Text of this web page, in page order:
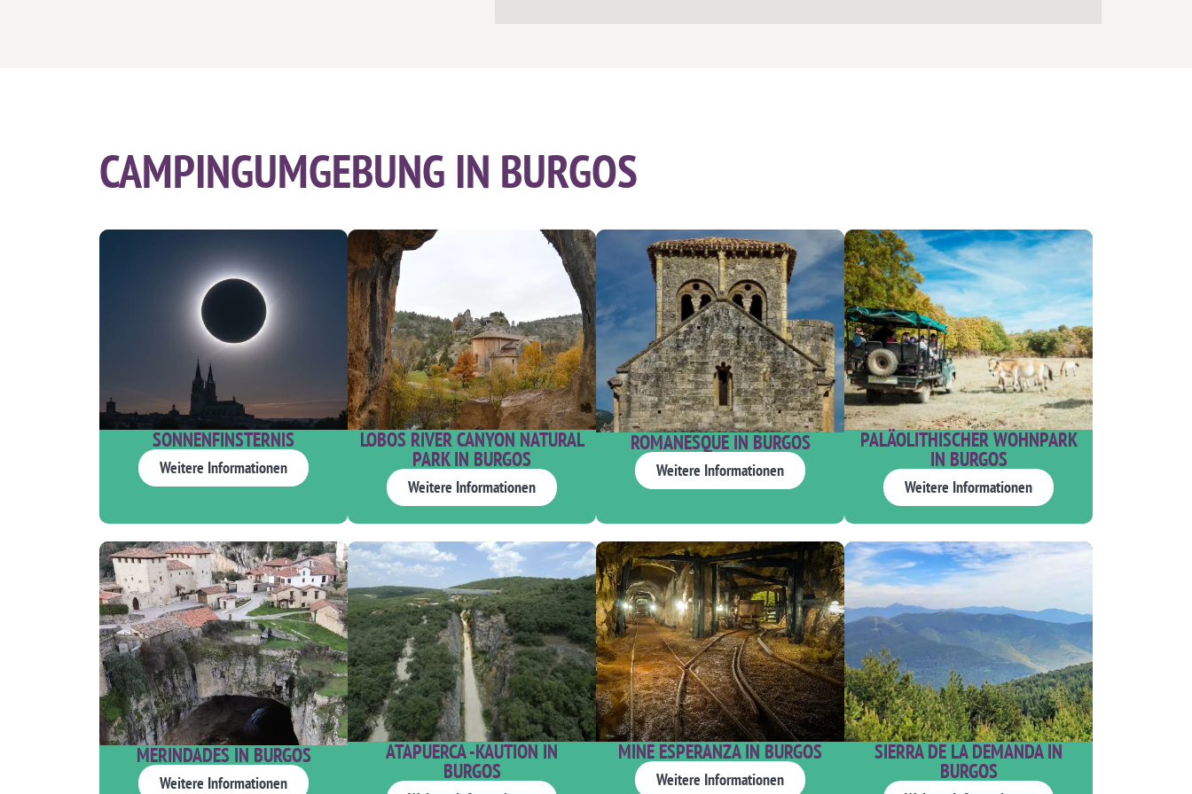
CAMPINGUMGEBUNG IN BURGOS
SONNENFINSTERNIS
Weitere Informationen
LOBOS RIVER CANYON NATURAL
PARK IN BURGOS
Weitere Informationen
ROMANESQUE IN BURGOS
Weitere Informationen
PALÄOLITHISCHER WOHNPARK
IN BURGOS
Weitere Informationen
MERINDADES IN BURGOS
Weitere Informationen
ATAPUERCA -KAUTION IN
BURGOS
MINE ESPERANZA IN BURGOS
Weitere Informationen
SIERRA DE LA DEMANDA IN
BURGOS